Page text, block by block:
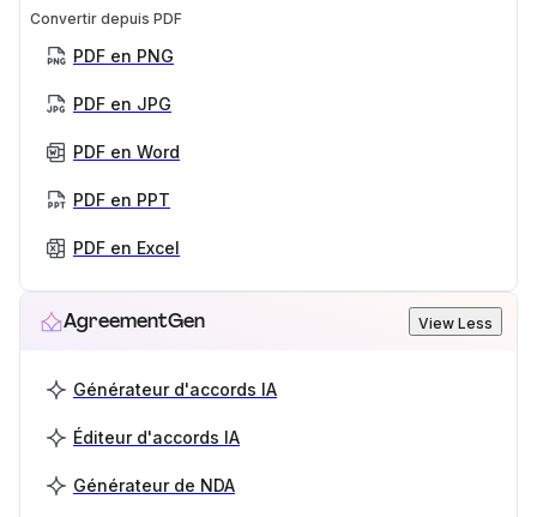
Convertir depuis PDF
PDF en PNG
PDF en JPG
PDF en Word
PDF en PPT
PDF en Excel
AgreementGen View Less
Générateur d'accords IA
Éditeur d'accords IA
Générateur de NDA